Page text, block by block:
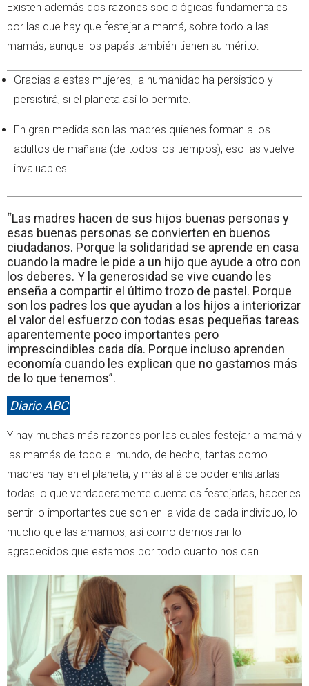
Existen además dos razones sociológicas fundamentales
por las que hay que festejar a mamá, sobre todo a las
mamás, aunque los papás también tienen su mérito:
Gracias a estas mujeres, la humanidad ha persistido y
persistirá, si el planeta así lo permite.
En gran medida son las madres quienes forman a los
adultos de mañana (de todos los tiempos), eso las vuelve
invaluables.
“Las madres hacen de sus hijos buenas personas y
esas buenas personas se convierten en buenos
ciudadanos. Porque la solidaridad se aprende en casa
cuando la madre le pide a un hijo que ayude a otro con
los deberes. Y la generosidad se vive cuando les
enseña a compartir el último trozo de pastel. Porque
son los padres los que ayudan a los hijos a interiorizar
el valor del esfuerzo con todas esas pequeñas tareas
aparentemente poco importantes pero
imprescindibles cada día. Porque incluso aprenden
economía cuando les explican que no gastamos más
de lo que tenemos”.
Diario ABC
Y hay muchas más razones por las cuales festejar a mamá y
las mamás de todo el mundo, de hecho, tantas como
madres hay en el planeta, y más allá de poder enlistarlas
todas lo que verdaderamente cuenta es festejarlas, hacerles
sentir lo importantes que son en la vida de cada individuo, lo
mucho que las amamos, así como demostrar lo
agradecidos que estamos por todo cuanto nos dan.